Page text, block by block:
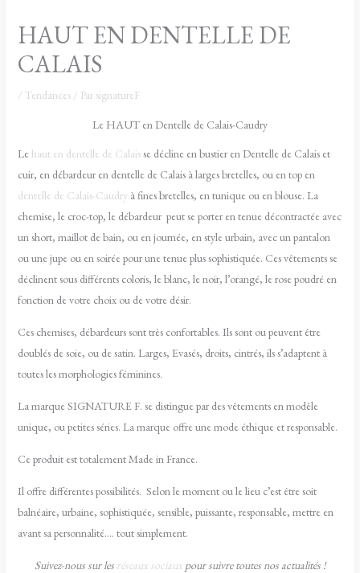
HAUT EN DENTELLE DE
CALAIS
/ Tendances/ Par signatureF
Le HAUT en Dentelle de Calais-Caudry
Le haut en dentelle de Calaisse décline en bustier en Dentelle de Calais et
cuir, en débardeur en dentelle de Calais à larges bretelles, ou en top en
dentelle de Calais-Caudryà fines bretelles, en tunique ou en blouse. La
chemise, le croc-top, le débardeur peut se porter en tenue décontractée avec
un short, maillot de bain, ou en journée, en style urbain, avec un pantalon
ou une jupe ou en soirée pour une tenue plus sophistiquée. Ces vêtements se
déclinent sous différents coloris, le blanc, le noir, l’orangé, le rose poudré en
fonction de votre choix ou de votre désir.
Ces chemises, débardeurs sont très confortables. Ils sont ou peuvent être
doublés de soie, ou de satin. Larges, Evasés, droits, cintrés, ils s’adaptent à
toutes les morphologies féminines.
La marque SIGNATURE F. se distingue par des vêtements en modèle
unique, ou petites séries. La marque offre une mode éthique et responsable.
Ce produit est totalement Made in France.
Il offre différentes possibilités. Selon le moment ou le lieu c’est être soit
balnéaire, urbaine, sophistiquée, sensible, puissante, responsable, mettre en
avant sa personnalité…. tout simplement.
Suivez-nous sur les réseaux sociaux pour suivre toutes nos actualités !